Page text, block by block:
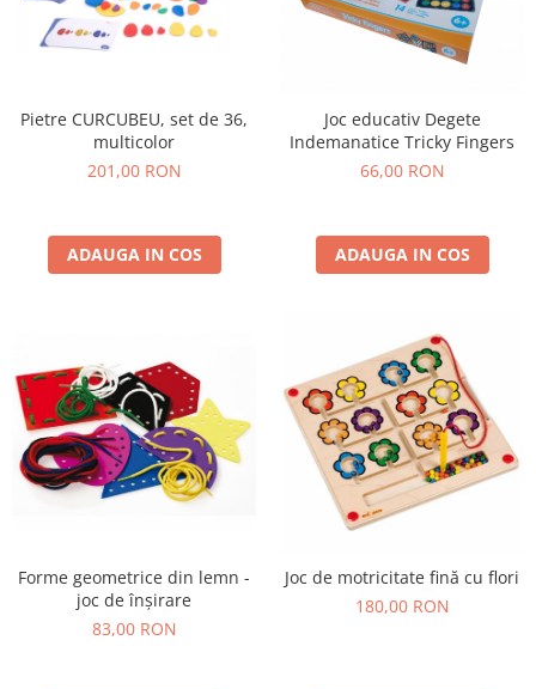
Montessori
Spații de joacă
Anatomie
Comunicare
Dezvoltare timpurie
Forme
Joc imaginativ
Lumini si culori
Magnetism
Matematica
Pregătire pentru școală
Pregătirea scrierii de mână
Stiinte
Mărgele de călcat HAMA
Pietre CURCUBEU, set de 36,
multicolor
201,00 RON
ADAUGA IN COS
Joc educativ Degete
Indemanatice Tricky Fingers
66,00 RON
ADAUGA IN COS
Forme geometrice din lemn -
joc de înșirare
83,00 RON
Joc de motricitate fină cu flori
180,00 RON